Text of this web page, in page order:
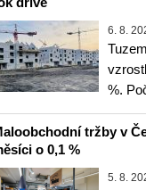
6. 8.
%.
tržby v
o 0,1 %
5. 8.